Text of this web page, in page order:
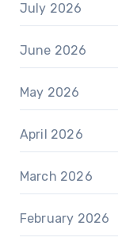
July 2026
June 2026
May 2026
April 2026
March 2026
February 2026